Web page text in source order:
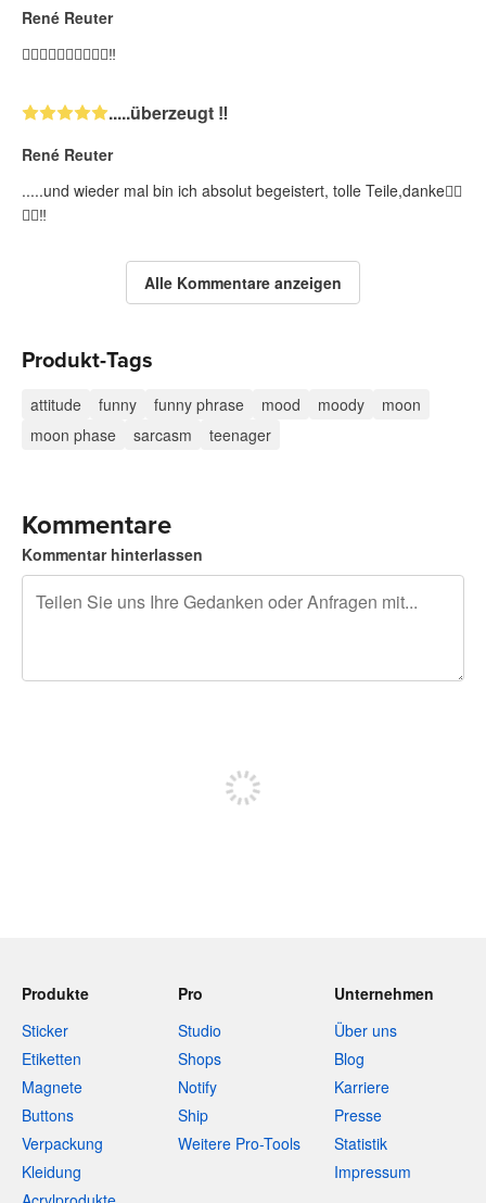
René Reuter
👍🏻👍🏻👍🏻👍🏻👍🏻‼️
.....überzeugt ‼️
René Reuter
.....und wieder mal bin ich absolut begeistert, tolle Teile,danke👍🏻
✌🏻‼️
Alle Kommentare anzeigen
Produkt-Tags
attitude funny funny phrase mood moody
moon
moon phase
sarcasm teenager
Kommentare
Kommentar hinterlassen
Produkte
Sticker
Etiketten
Magnete
Buttons
Verpackung
Kleidung
Pro
Studio
Shops
Notify
Ship
Weitere Pro-Tools
Unternehmen
Über uns
Blog
Karriere
Presse
Statistik
Impressum